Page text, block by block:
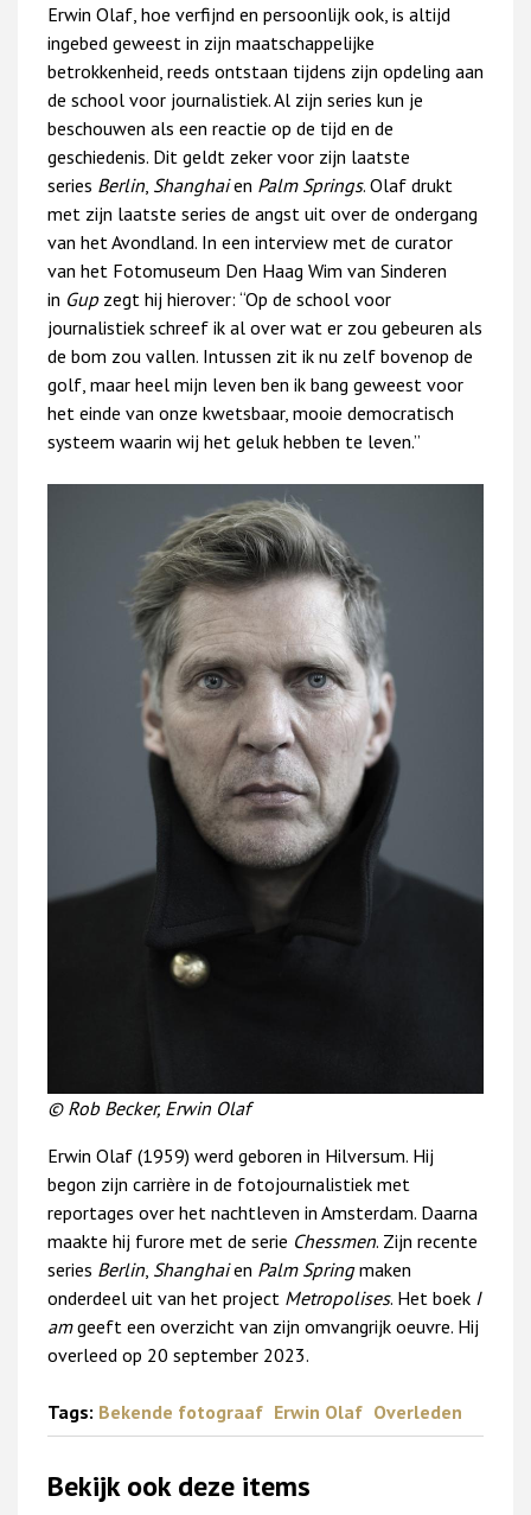
Erwin Olaf, hoe verfijnd en persoonlijk ook, is altijd
ingebed geweest in zijn maatschappelijke
betrokkenheid, reeds ontstaan tijdens zijn opdeling aan
de school voor journalistiek. Al zijn series kun je
beschouwen als een reactie op de tijd en de
geschiedenis. Dit geldt zeker voor zijn laatste
series Berlin Shanghaien Palm Springs. Olaf drukt
met zijn laatste series de angst uit over de ondergang
van het Avondland. In een interview met de curator
van het Fotomuseum Den Haag Wim van Sinderen
in Gupzegt hij hierover: “Op de school voor
journalistiek schreef ik al over wat er zou gebeuren als
de bom zou vallen. Intussen zit ik nu zelf bovenop de
golf, maar heel mijn leven ben ik bang geweest voor
het einde van onze kwetsbaar, mooie democratisch
systeem waarin wij het geluk hebben te leven.”
© Rob Becker, Erwin Olaf
Erwin Olaf (1959) werd geboren in Hilversum. Hij
begon zijn carrière in de fotojournalistiek met
reportages over het nachtleven in Amsterdam. Daarna
maakte hij furore met de serie Chessmen. Zijn recente
series Berlin, Shanghaien Palm Springmaken
onderdeel uit van het project Metropolises. Het boek I
amgeeft een overzicht van zijn omvangrijk oeuvre. Hij
overleed op 20 september 2023.
Tags: Bekende fotograaf Erwin Olaf Overleden
Bekijk ook deze items